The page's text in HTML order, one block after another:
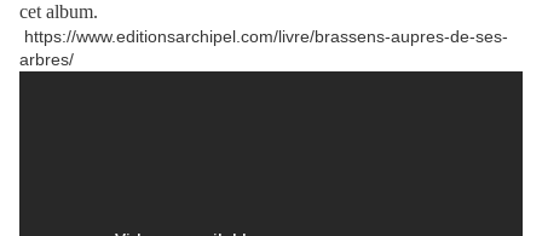
cet album.
https://www.editionsarchipel.com/livre/brassens-aupres-de-ses-
arbres/